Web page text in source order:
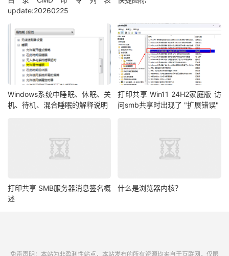
update:20260225
Windows系统中睡眠、休眠、关
机、待机、混合睡眠的解释说明
打印共享 Win11 24H2家庭版 访
问smb共享时出现了 "扩展错误"
打印共享 SMB服务器消息签名概
述
什么是浏览器内核？
免责声明：本站为非盈利性站点，本站发布的所有资源均来自于互联网，仅限